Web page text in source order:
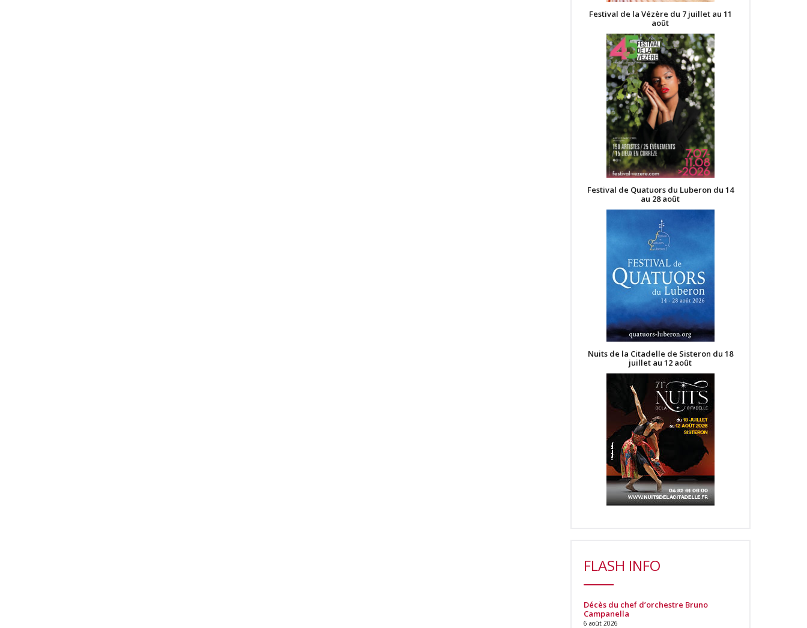
Festival de la Vézère du 7 juillet au 11
août
Festival de Quatuors du Luberon du 14
au 28 août
Nuits de la Citadelle de Sisteron du 18
juillet au 12 août
FLASH INFO
Décès du chef d’orchestre Bruno
Campanella
6 août 2026